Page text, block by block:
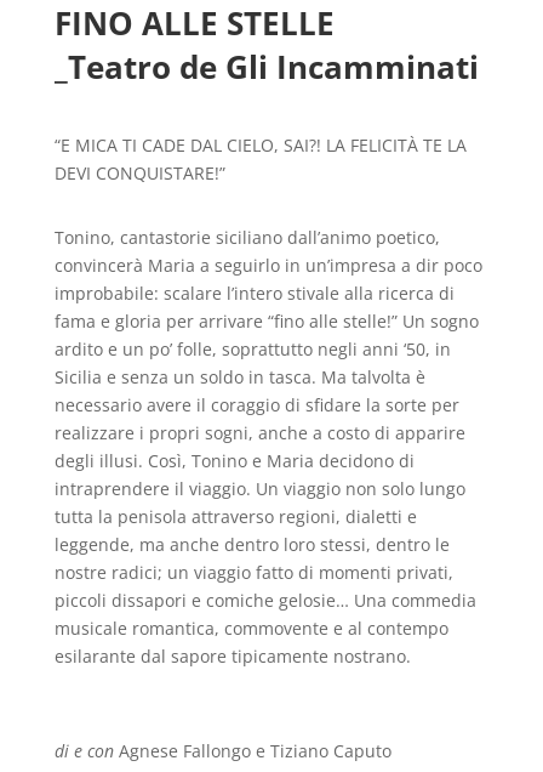
FINO ALLE STELLE
_Teatro de Gli Incamminati
“E MICA TI CADE DAL CIELO, SAI?! LA FELICITÀ TE LA
DEVI CONQUISTARE!”
Tonino, cantastorie siciliano dall’animo poetico,
convincerà Maria a seguirlo in un’impresa a dir poco
improbabile: scalare l’intero stivale alla ricerca di
fama e gloria per arrivare “fino alle stelle!” Un sogno
ardito e un po’ folle, soprattutto negli anni ‘50, in
Sicilia e senza un soldo in tasca. Ma talvolta è
necessario avere il coraggio di sfidare la sorte per
realizzare i propri sogni, anche a costo di apparire
degli illusi. Così, Tonino e Maria decidono di
intraprendere il viaggio. Un viaggio non solo lungo
tutta la penisola attraverso regioni, dialetti e
leggende, ma anche dentro loro stessi, dentro le
nostre radici; un viaggio fatto di momenti privati,
piccoli dissapori e comiche gelosie… Una commedia
musicale romantica, commovente e al contempo
esilarante dal sapore tipicamente nostrano.
di e conAgnese Fallongo e Tiziano Caputo